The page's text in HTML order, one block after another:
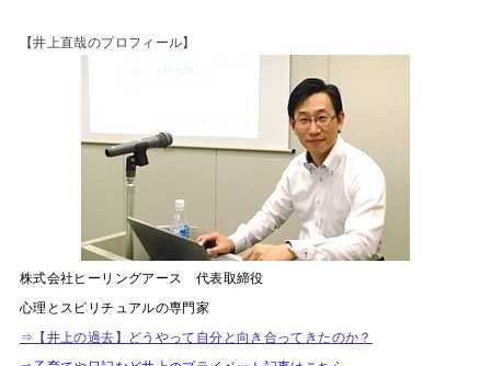
【井上直哉のプロフィール】
株式会社ヒーリングアース 代表取締役
心理とスピリチュアルの専門家
⇒【井上の過去】どうやって自分と向き合ってきたのか？